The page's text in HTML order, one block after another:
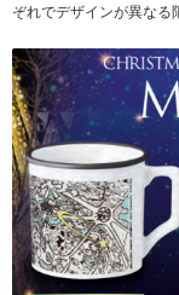
ぞれでデザインが異なる